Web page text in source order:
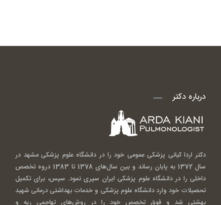
درباره دکتر
دکتر اردا کیانی پزشکی عمومی خود را در دانشگاه علوم پزشکی مشهد در
سال 1372 به پایان رساند و بین سال‌های 1378 تا 1383 دروه تخصص
داخلی را در دانشگاه علوم پزشکی ایران سپری نمود. سپس، برای تکمیل
تحصیلات خود وارد دانشگاه علوم پزشکی و خدمات بهداشتی درمانی شهید
بهشتی شد و فوق تخصص خود را در روش‌های تهاجمی ریه و